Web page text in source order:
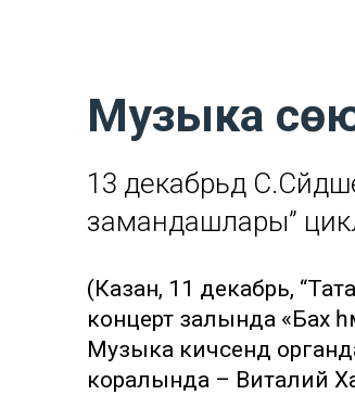
Музыка
13 декабрьдә
замандашлары”
(Казан, 11 декабрь,
концерт залында «Бах
Музыка кичәсендә
коралында – Виталий